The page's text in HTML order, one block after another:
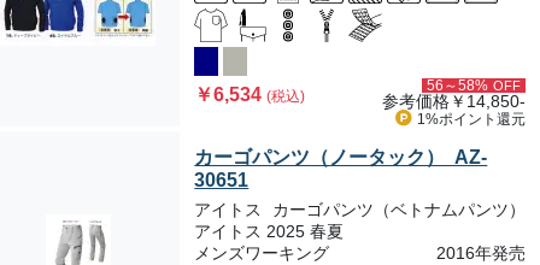
￥6,534(税込)
56～58% OFF
参考価格￥14,850-
1%ポイント 還元
カーゴパンツ（ノータック） AZ-
30651
アイトス
カーゴパンツ（ベトナムパンツ）
アイトス 2025 春夏
メンズワーキング
2016年発売